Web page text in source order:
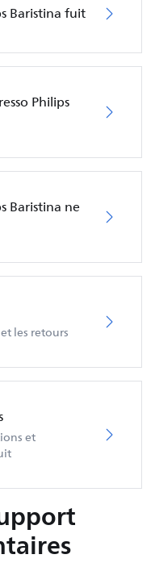
Baristina fuit
Philips
Baristina ne
les retours
et